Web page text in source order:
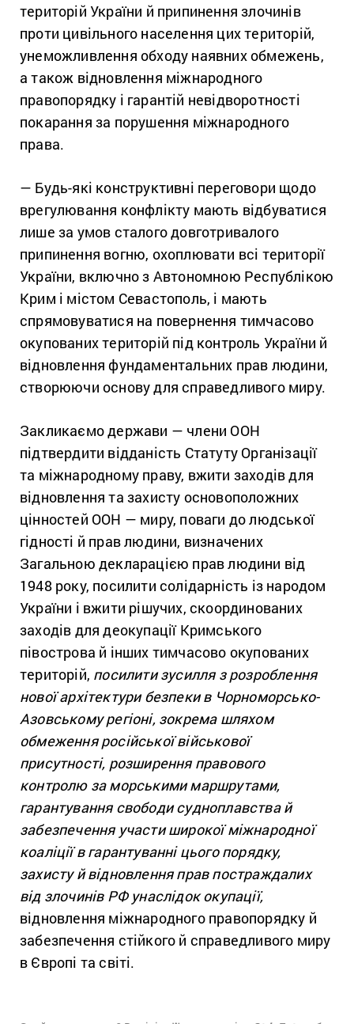
територій України й припинення злочинів
проти цивільного населення цих територій,
унеможливлення обходу наявних обмежень,
а також відновлення міжнародного
правопорядку і гарантій невідворотності
покарання за порушення міжнародного
права.
— Будь-які конструктивні переговори щодо
врегулювання конфлікту мають відбуватися
лише за умов сталого довготривалого
припинення вогню, охоплювати всі території
України, включно з Автономною Республікою
Крим і містом Севастополь, і мають
спрямовуватися на повернення тимчасово
окупованих територій під контроль України й
відновлення фундаментальних прав людини,
створюючи основу для справедливого миру.
Закликаємо держави — члени ООН
підтвердити відданість Статуту Організації
та міжнародному праву, вжити заходів для
відновлення та захисту основоположних
цінностей ООН — миру, поваги до людської
гідності й прав людини, визначених
Загальною декларацією прав людини від
1948 року, посилити солідарність із народом
України і вжити рішучих, скоординованих
заходів для деокупації Кримського
півострова й інших тимчасово окупованих
територій, посилити зусилля з розроблення
нової архітектури безпеки в Чорноморсько-
Азовському регіоні, зокрема шляхом
обмеження російської військової
присутності, розширення правового
контролю за морськими маршрутами,
гарантування свободи судноплавства й
забезпечення участи широкої міжнародної
коаліції в гарантуванні цього порядку,
захисту й відновлення прав постраждалих
від злочинів РФ унаслідок окупації,
відновлення міжнародного правопорядку й
забезпечення стійкого й справедливого миру
в Європі та світі.